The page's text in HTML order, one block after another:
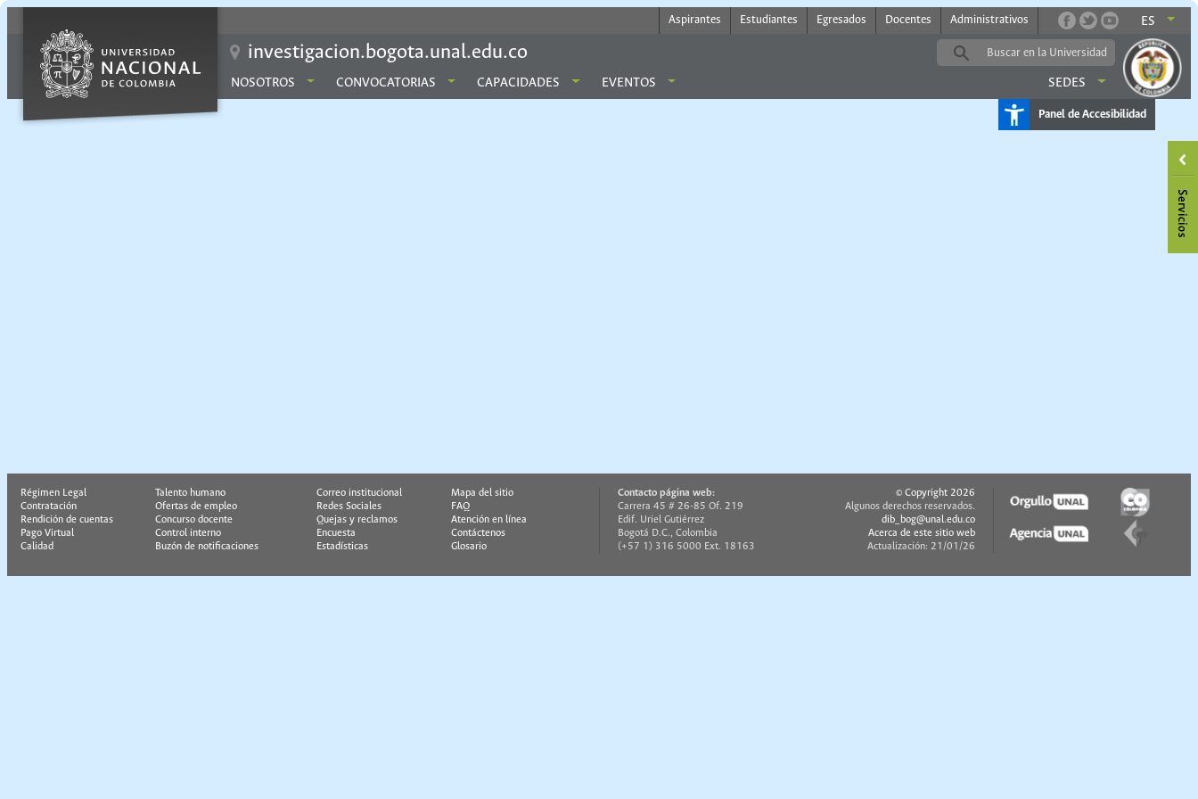
Aspirantes Estudiantes Egresados Docentes Administrativos ES
investigacion.bogota.unal.edu.co
NOSOTROS CONVOCATORIAS CAPACIDADES EVENTOS SEDES
Panel de Accesibilidad
Régimen Legal
Talento humano
Contratación
Ofertas de empleo
Rendición de cuentas
Concurso docente
Pago Virtual
Control interno
Calidad
Buzón de notificaciones
Correo institucional
Mapa del sitio
Redes Sociales
FAQ
Quejas y reclamos
Atención en línea
Encuesta
Contáctenos
Estadísticas
Glosario
Contacto página web:
Carrera 45 # 26-85 Of. 219
Edif. Uriel Gutiérrez
Bogotá D.C., Colombia
(+57 1) 316 5000 Ext. 18163
© Copyright 2026
Algunos derechos reservados.
dib_bog@unal.edu.co
Acerca de este sitio web
Actualización: 21/01/26